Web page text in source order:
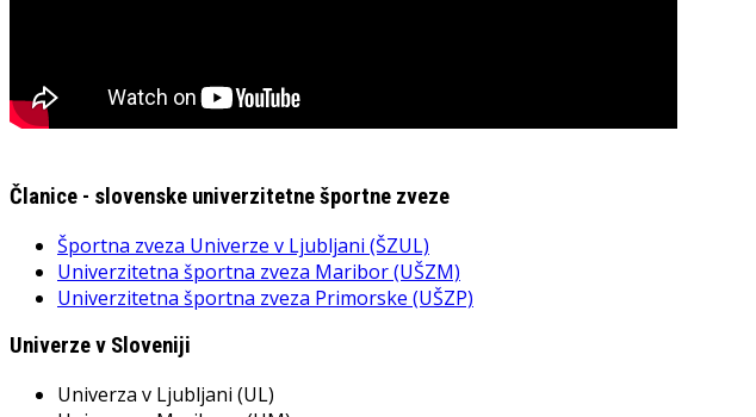
Članice - slovenske univerzitetne športne zveze
Športna zveza Univerze v Ljubljani (ŠZUL)
Univerzitetna športna zveza Maribor (UŠZM)
Univerzitetna športna zveza Primorske (UŠZP)
Univerze v Sloveniji
Univerza v Ljubljani (UL)